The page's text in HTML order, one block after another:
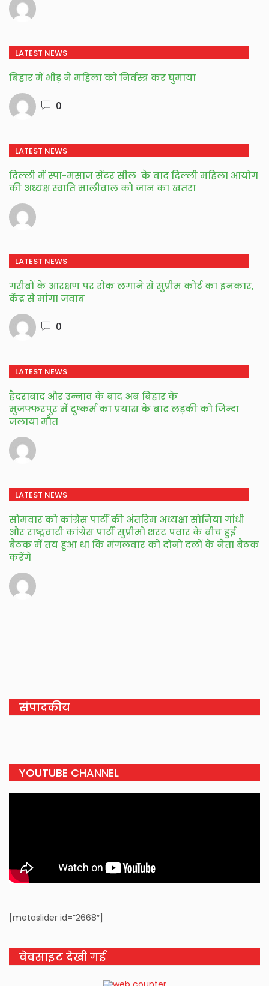
LATEST NEWS
बिहार में भीड़ ने महिला को निर्वस्त्र कर घुमाया
0
LATEST NEWS
दिल्ली में स्पा-मसाज सेंटर सील के बाद दिल्ली महिला आयोग
की अध्यक्ष स्वाति मालीवाल को जान का खतरा
LATEST NEWS
गरीबों के आरक्षण पर रोक लगाने से सुप्रीम कोर्ट का इनकार,
केंद्र से मांगा जवाब
0
LATEST NEWS
हैदराबाद और उन्नाव के बाद अब बिहार के
मुजफ्फरपुर में दुष्कर्म का प्रयास के बाद लड़की को जिन्दा
जलाया मौत
LATEST NEWS
सोमवार को कांग्रेस पार्टी की अंतरिम अध्यक्षा सोनिया गांधी
और राष्ट्रवादी कांग्रेस पार्टी सुप्रीमो शरद पवार के बीच हुई
बैठक में तय हुआ था कि मंगलवार को दोनो दलों के नेता बैठक
करेंगे
संपादकीय
YOUTUBE CHANNEL
[metaslider id=”2668″]
वेबसाइट देखी गई